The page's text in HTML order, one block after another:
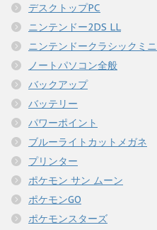
デスクトップPC
ニンテンドー2DS LL
ニンテンドークラシックミニ
ノートパソコン全般
バックアップ
バッテリー
パワーポイント
ブルーライトカットメガネ
プリンター
ポケモン サン ムーン
ポケモンGO
ポケモンスターズ